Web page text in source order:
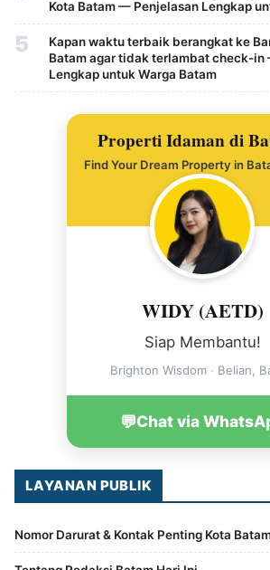
Kota Batam — Penjelasan Lengkap
5
Kapan waktu terbaik berangkat ke
Batam agar tidak terlambat check-in
Lengkap untuk Warga Batam
Properti Idaman di
Find Your Dream Property in
WIDY (AETD)
Siap Membantu!
Brighton Wisdom · Belian,
💬Chat via
LAYANAN PUBLIK
Nomor Darurat & Kontak Penting Kota